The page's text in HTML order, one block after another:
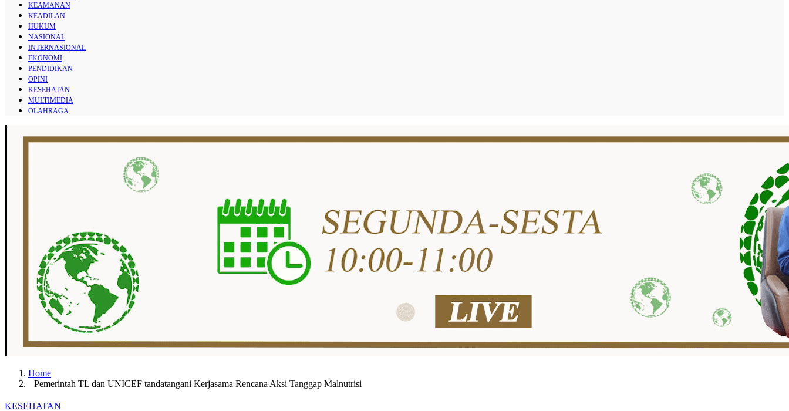
KEAMANAN
KEADILAN
HUKUM
NASIONAL
INTERNASIONAL
EKONOMI
PENDIDIKAN
OPINI
KESEHATAN
MULTIMEDIA
OLAHRAGA
Home
Pemerintah TL dan UNICEF tandatangani Kerjasama Rencana Aksi Tanggap Malnutrisi
KESEHATAN